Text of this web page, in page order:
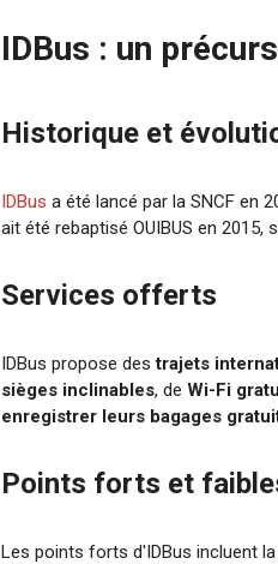
IDBus : un
Historique et
IDBus a été lancé par la SNCF en
ait été rebaptisé OUIBUS en
Services offerts
IDBus propose destrajets
sièges inclinables, deWi-Fi
enregistrer leurs bagages
Points forts et
Les points forts d'IDBus incluent